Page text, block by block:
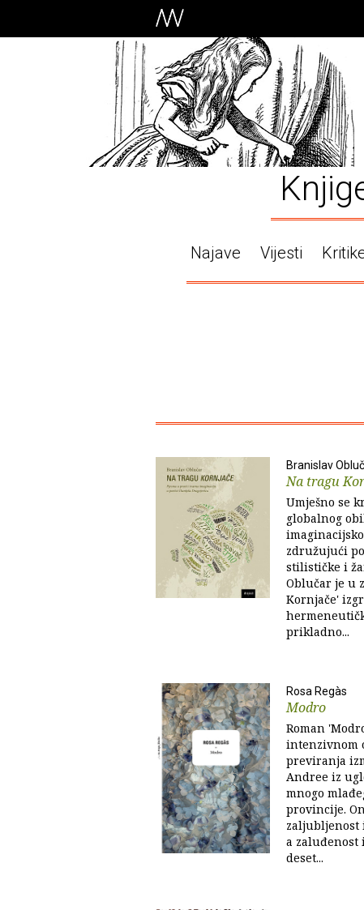
Najave Vijesti
Branislav
Na tragu
Umješno se
globalnog
združujući
stilističke i
Oblučar je u
Kornjače'
prikladno...
Rosa Regàs
Modro
Roman
intenzivnom
previranja
Andree iz
mnogo
provincije.
zaljubljenost
a zaluđenost
deset...